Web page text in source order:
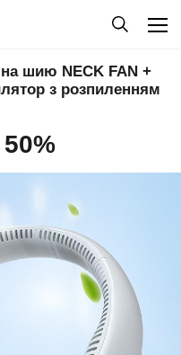
шию NECK FAN +
з розпиленням